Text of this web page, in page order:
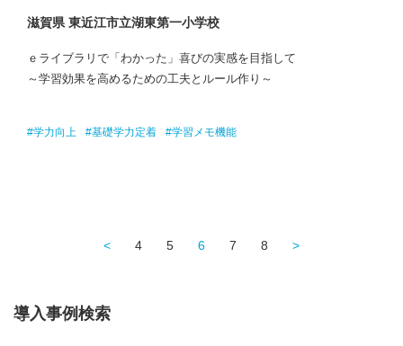
滋賀県 東近江市立湖東第一小学校
ｅライブラリで「わかった」喜びの実感を目指して
～学習効果を高めるための工夫とルール作り～
#学力向上 #基礎学力定着 #学習メモ機能
< 4 5 6 7 8 >
導入事例検索